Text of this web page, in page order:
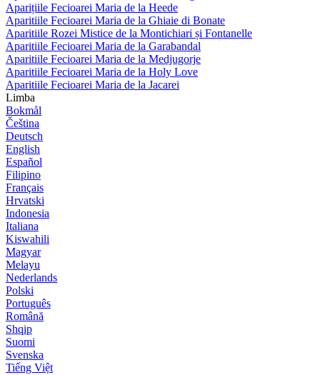
Aparițiile Fecioarei Maria de la Heede
Aparitiile Fecioarei Maria de la Ghiaie di Bonate
Aparitiile Rozei Mistice de la Montichiari și Fontanelle
Aparitiile Fecioarei Maria de la Garabandal
Aparitiile Fecioarei Maria de la Medjugorje
Aparitiile Fecioarei Maria de la Holy Love
Aparitiile Fecioarei Maria de la Jacarei
Limba
Bokmål
Čeština
Deutsch
English
Español
Filipino
Français
Hrvatski
Indonesia
Italiana
Kiswahili
Magyar
Melayu
Nederlands
Polski
Português
Română
Shqip
Suomi
Svenska
Tiếng Việt